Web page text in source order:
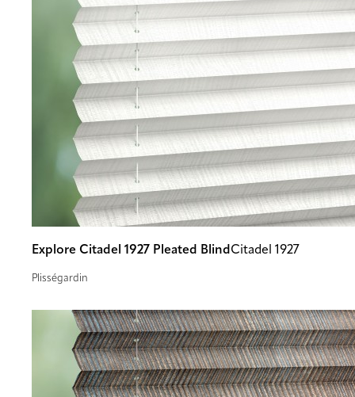
Explore Citadel 1927 Pleated BlindCitadel 1927
Plisségardin